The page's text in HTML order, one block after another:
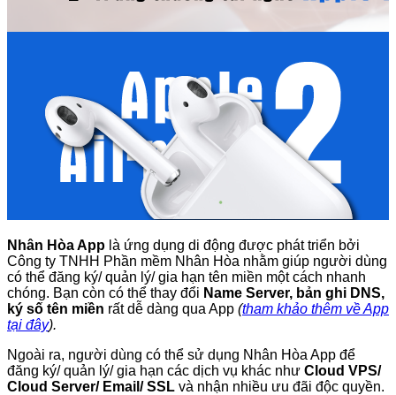
Nhân Hòa App là ứng dụng di động được phát triển bởi
Công ty TNHH Phần mềm Nhân Hòa nhằm giúp người dùng
có thể đăng ký/ quản lý/ gia hạn tên miền một cách nhanh
chóng. Bạn còn có thể thay đổi Name Server, bản ghi DNS,
ký số tên miền rất dễ dàng qua App (tham khảo thêm về App
tại đây).
Ngoài ra, người dùng có thể sử dụng Nhân Hòa App để
đăng ký/ quản lý/ gia hạn các dịch vụ khác như Cloud VPS/
Cloud Server/ Email/ SSL và nhận nhiều ưu đãi độc quyền.